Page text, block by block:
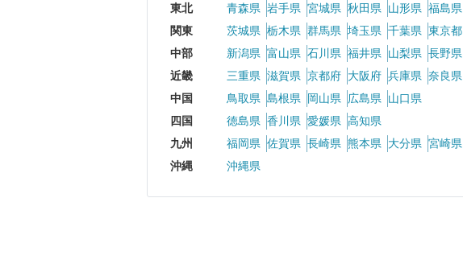
東北
青森県 岩手県 宮城県 秋田県 山形県 福島県
関東
茨城県 栃木県 群馬県 埼玉県 千葉県 東京都
中部
新潟県 富山県 石川県 福井県 山梨県 長野県
近畿
三重県 滋賀県 京都府 大阪府 兵庫県 奈良県
中国
鳥取県 島根県 岡山県 広島県
山口県
四国
徳島県 香川県 愛媛県 高知県
九州
福岡県 佐賀県 長崎県 熊本県 大分県 宮崎県
沖縄
沖縄県